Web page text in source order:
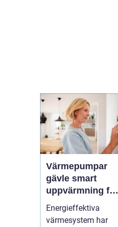
Värmepumpar
gävle smart
uppvärmning för
hus och företag
Energieffektiva
värmesystem har